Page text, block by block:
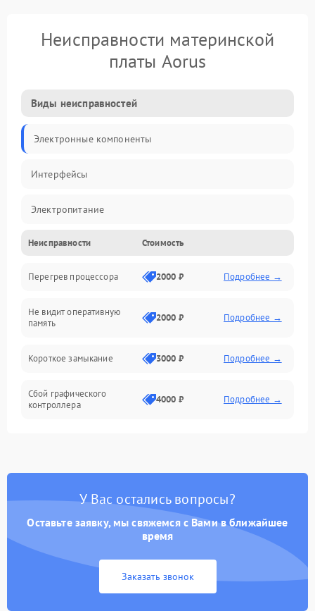
Неисправности материнской
платы Aorus
Виды неисправностей
Электронные компоненты
Интерфейсы
Электропитание
Корпус/Герметичность
Механика
ПО/Микропрограмма
Неисправности Стоимость
Перегрев процессора 2000 ₽ Подробнее →
Не видит оперативную
память
2000 ₽ Подробнее →
Короткое замыкание 3000 ₽ Подробнее →
Сбой графического
контроллера
4000 ₽ Подробнее →
У Вас остались вопросы?
Оставьте заявку, мы свяжемся с Вами в ближайшее
время
Заказать звонок